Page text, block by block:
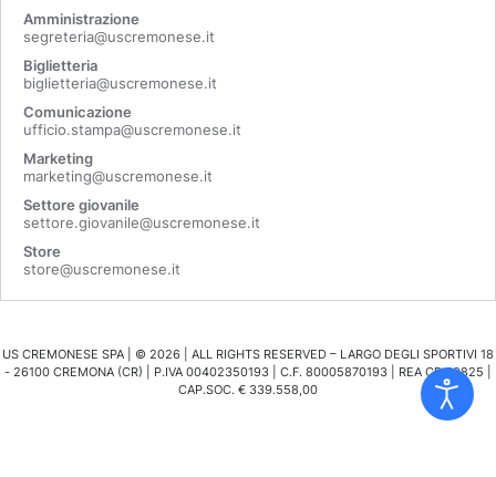
Amministrazione
segreteria@uscremonese.it
Biglietteria
biglietteria@uscremonese.it
Comunicazione
ufficio.stampa@uscremonese.it
Marketing
marketing@uscremonese.it
Settore giovanile
settore.giovanile@uscremonese.it
Store
store@uscremonese.it
US CREMONESE SPA | © 2026 | ALL RIGHTS RESERVED – LARGO DEGLI SPORTIVI 18
- 26100 CREMONA (CR) | P.IVA 00402350193 | C.F. 80005870193 | REA CR 98825 |
CAP.SOC. € 339.558,00